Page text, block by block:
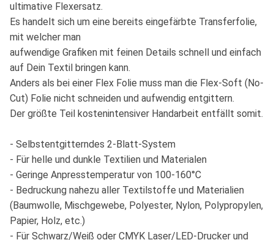
ultimative Flexersatz.
Es handelt sich um eine bereits eingefärbte Transferfolie,
mit welcher man
aufwendige Grafiken mit feinen Details schnell und einfach
auf Dein Textil bringen kann.
Anders als bei einer Flex Folie muss man die Flex-Soft (No-
Cut) Folie nicht schneiden und aufwendig entgittern.
Der größte Teil kostenintensiver Handarbeit entfällt somit.
- Selbstentgitterndes 2-Blatt-System
- Für helle und dunkle Textilien und Materialen
- Geringe Anpresstemperatur von 100-160°C
- Bedruckung nahezu aller Textilstoffe und Materialien
(Baumwolle, Mischgewebe, Polyester, Nylon, Polypropylen,
Papier, Holz, etc.)
- Für Schwarz/Weiß oder CMYK Laser/LED-Drucker und